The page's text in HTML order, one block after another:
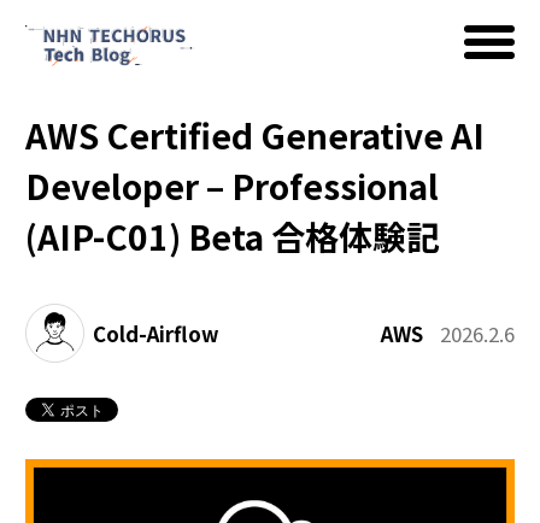
AWS
Google Cloud
イベント
コラム
AWS Certified Generative AI
Developer – Professional
(AIP-C01) Beta 合格体験記
Cold-Airflow AWS 2026.2.6